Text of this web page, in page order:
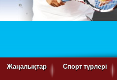
Жаңалықтар Спорт түрлері